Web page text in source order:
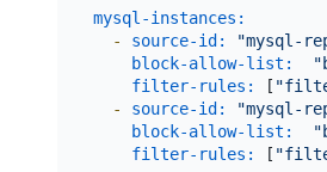
mysql-instances:
-
source-id: "mysql-
block-allow-list:
filter-rules:
[
-
source-id: "mysql-
block-allow-list:
filter-rules:
[